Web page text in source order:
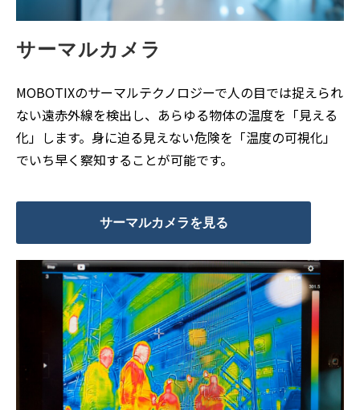
サーマルカメラ
MOBOTIXのサーマルテクノロジーで人の目では捉えられ
ない遠赤外線を検出し、あらゆる物体の温度を「見える
化」します。身に迫る見えない危険を「温度の可視化」
でいち早く察知することが可能です。
サーマルカメラを見る